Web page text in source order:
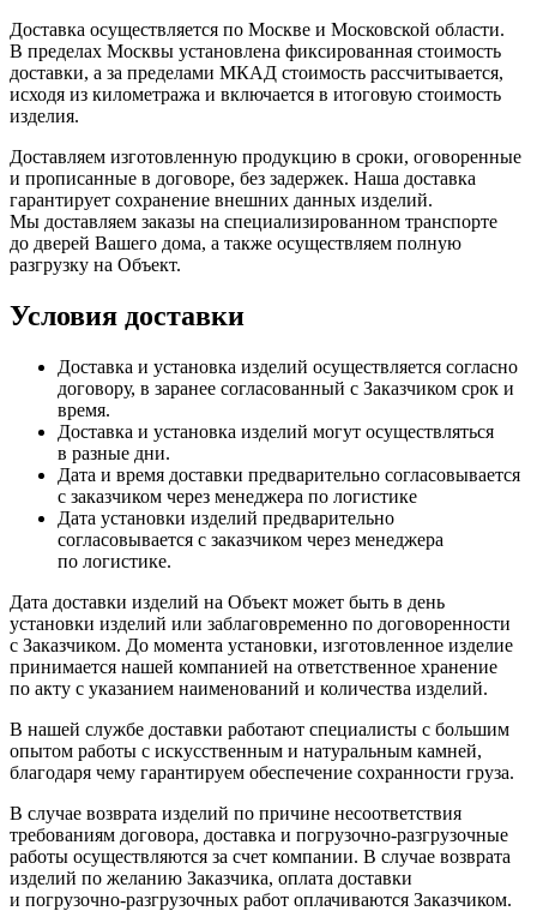
Доставка осуществляется по Москве и Московской области.
В пределах Москвы установлена фиксированная стоимость
доставки, а за пределами МКАД стоимость рассчитывается,
исходя из километража и включается в итоговую стоимость
изделия.
Доставляем изготовленную продукцию в сроки, оговоренные
и прописанные в договоре, без задержек. Наша доставка
гарантирует сохранение внешних данных изделий.
Мы доставляем заказы на специализированном транспорте
до дверей Вашего дома, а также осуществляем полную
разгрузку на Объект.
Условия доставки
Доставка и установка изделий осуществляется согласно
договору, в заранее согласованный с Заказчиком срок и
время.
Доставка и установка изделий могут осуществляться
в разные дни.
Дата и время доставки предварительно согласовывается
с заказчиком через менеджера по логистике
Дата установки изделий предварительно
согласовывается с заказчиком через менеджера
по логистике.
Дата доставки изделий на Объект может быть в день
установки изделий или заблаговременно по договоренности
с Заказчиком. До момента установки, изготовленное изделие
принимается нашей компанией на ответственное хранение
по акту с указанием наименований и количества изделий.
В нашей службе доставки работают специалисты с большим
опытом работы с искусственным и натуральным камней,
благодаря чему гарантируем обеспечение сохранности груза.
В случае возврата изделий по причине несоответствия
требованиям договора, доставка и погрузочно-разгрузочные
работы осуществляются за счет компании. В случае возврата
изделий по желанию Заказчика, оплата доставки
и погрузочно-разгрузочных работ оплачиваются Заказчиком.